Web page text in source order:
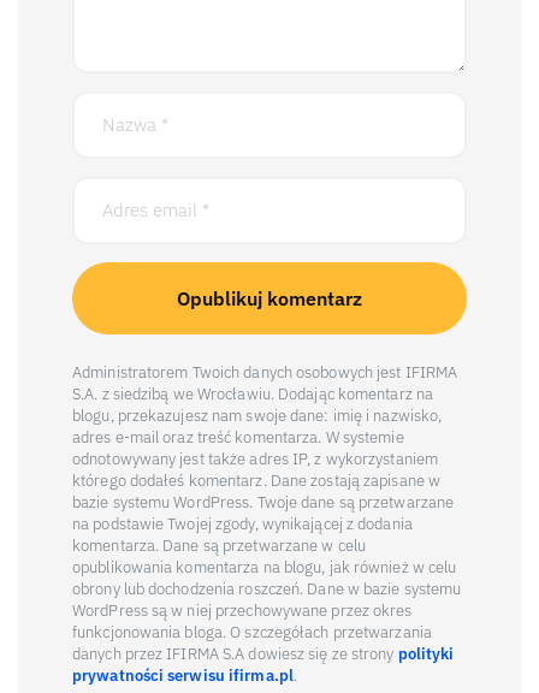
Administratorem Twoich danych osobowych jest IFIRMA
S.A. z siedzibą we Wrocławiu. Dodając komentarz na
blogu, przekazujesz nam swoje dane: imię i nazwisko,
adres e-mail oraz treść komentarza. W systemie
odnotowywany jest także adres IP, z wykorzystaniem
którego dodałeś komentarz. Dane zostają zapisane w
bazie systemu WordPress. Twoje dane są przetwarzane
na podstawie Twojej zgody, wynikającej z dodania
komentarza. Dane są przetwarzane w celu
opublikowania komentarza na blogu, jak również w celu
obrony lub dochodzenia roszczeń. Dane w bazie systemu
WordPress są w niej przechowywane przez okres
funkcjonowania bloga. O szczegółach przetwarzania
danych przez IFIRMA S.A dowiesz się ze strony polityki
prywatności serwisu ifirma.pl.